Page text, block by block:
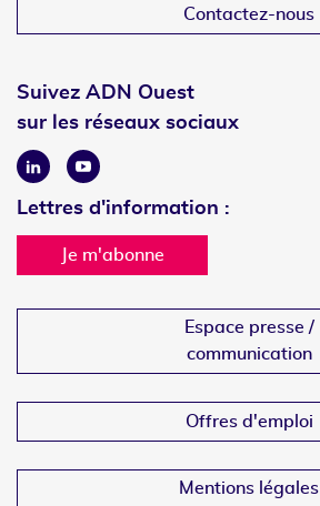
Contactez-nous
Suivez ADN Ouest
sur les réseaux sociaux
LinkedinYoutube
Lettres d'information :
Je m'abonne
Espace presse /
communication
Offres d'emploi
Mentions légales